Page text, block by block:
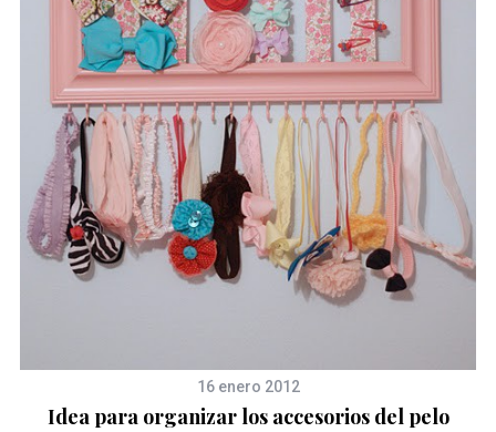
16 enero 2012
Idea para organizar los accesorios del pelo